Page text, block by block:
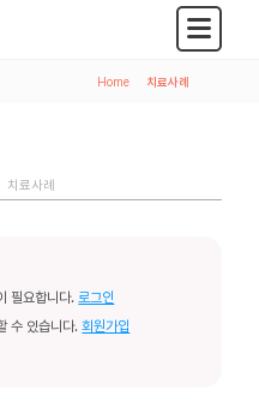
Home 치료사례
치료사례
필요합니다.로그인
수 있습니다.회원가입